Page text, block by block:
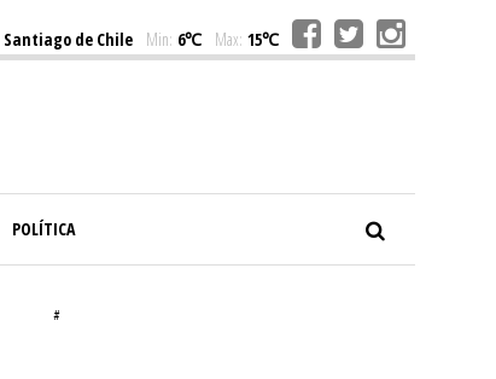
Santiago de Chile Min: 6℃ Max: 15℃
POLÍTICA
#